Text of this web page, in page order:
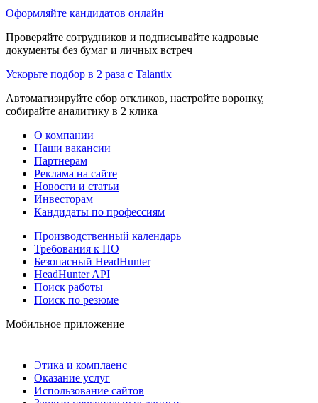
Оформляйте кандидатов онлайн
Проверяйте сотрудников и подписывайте кадровые
документы без бумаг и личных встреч
Ускорьте подбор в 2 раза с Talantix
Автоматизируйте сбор откликов, настройте воронку,
собирайте аналитику в 2 клика
О компании
Наши вакансии
Партнерам
Реклама на сайте
Новости и статьи
Инвесторам
Кандидаты по профессиям
Производственный календарь
Требования к ПО
Безопасный HeadHunter
HeadHunter API
Поиск работы
Поиск по резюме
Мобильное приложение
Этика и комплаенс
Оказание услуг
Использование сайтов